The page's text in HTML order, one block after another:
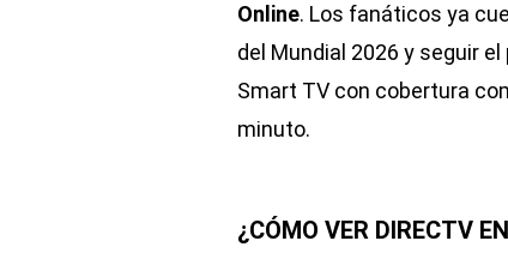
Online. Los fanáticos ya
del Mundial 2026 y seguir
Smart TV con cobertura
minuto.
¿CÓMO VER DIRECTV